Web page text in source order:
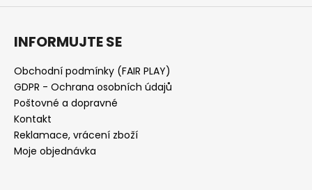
u
j
e
t
e
n
a
j
í
INFORMUJTE SE
Obchodní podmínky (FAIR PLAY)
GDPR - Ochrana osobních údajů
Poštovné a dopravné
Kontakt
Reklamace, vrácení zboží
Moje objednávka